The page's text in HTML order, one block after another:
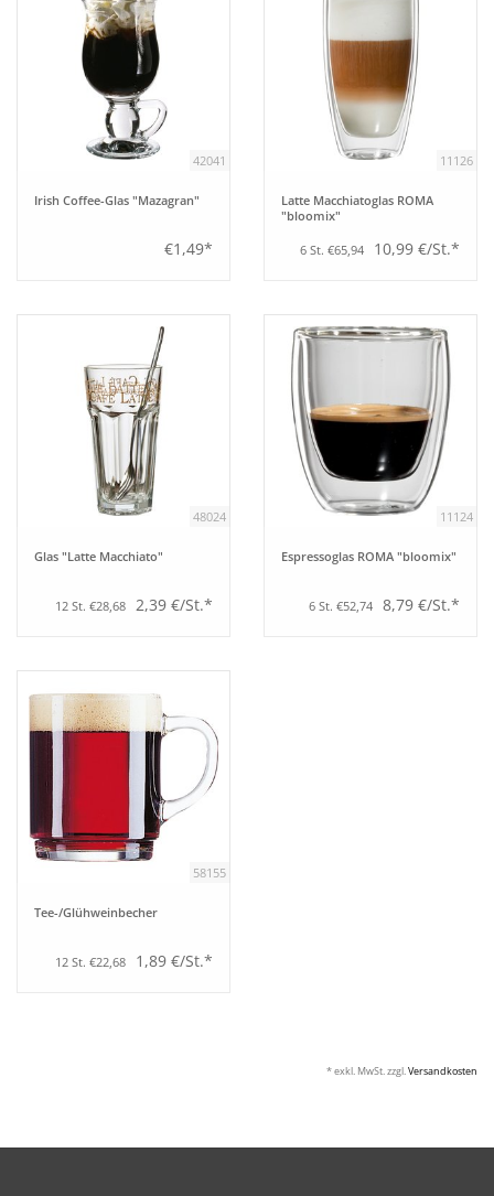
Berufsbekleidung
Küchentechnik
Küchenmöbel
42041
Irish Coffee-Glas "Mazagran"
€1,49*
11126
Latte Macchiatoglas ROMA
"bloomix"
6 St. €65,94 10,99 €/St.*
48024
Glas "Latte Macchiato"
12 St. €28,68 2,39 €/St.*
11124
Espressoglas ROMA "bloomix"
6 St. €52,74 8,79 €/St.*
58155
Tee-/Glühweinbecher
12 St. €22,68 1,89 €/St.*
* exkl. MwSt. zzgl.Versandkosten